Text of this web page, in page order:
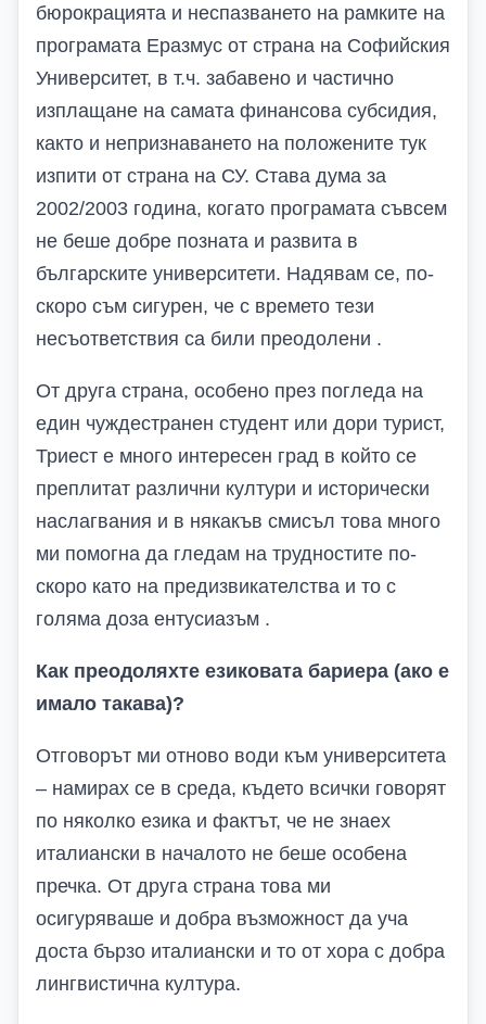
бюрокрацията и неспазването на рамките на
програмата Еразмус от страна на Софийския
Университет, в т.ч. забавено и частично
изплащане на самата финансова субсидия,
както и непризнаването на положените тук
изпити от страна на СУ. Става дума за
2002/2003 година, когато програмата съвсем
не беше добре позната и развита в
българските университети. Надявам се, по-
скоро съм сигурен, че с времето тези
несъответствия са били преодолени .
От друга страна, особено през погледа на
един чуждестранен студент или дори турист,
Триест е много интересен град в който се
преплитат различни култури и исторически
наслагвания и в някакъв смисъл това много
ми помогна да гледам на трудностите по-
скоро като на предизвикателства и то с
голяма доза ентусиазъм .
Как преодоляхте езиковата бариера (ако е
имало такава)?
Отговорът ми отново води към университета
– намирах се в среда, където всички говорят
по няколко езика и фактът, че не знаех
италиански в началото не беше особена
пречка. От друга страна това ми
осигуряваше и добра възможност да уча
доста бързо италиански и то от хора с добра
лингвистична култура.